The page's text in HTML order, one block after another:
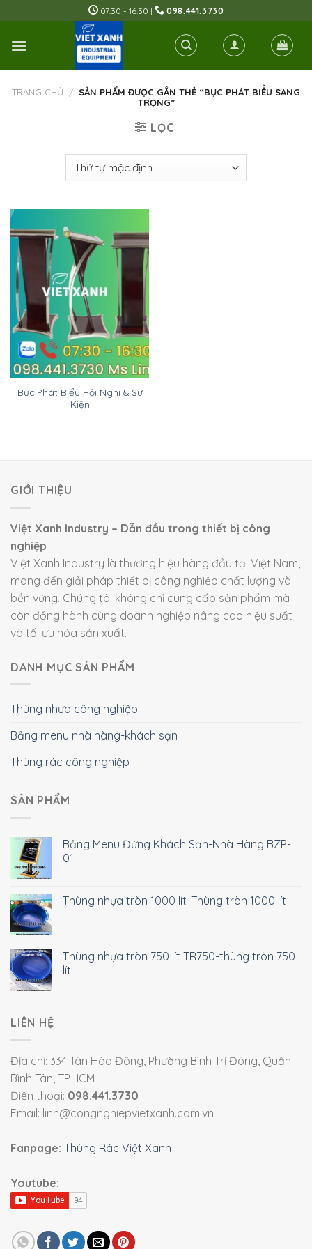
to
content
07:30 - 16:30 | 098.441.3730
TRANG CHỦ / SẢN PHẨM ĐƯỢC GẮN THẺ “BỤC PHÁT BIỂU SANG
TRỌNG”
LỌC
Bục Phát Biểu Hội Nghị & Sự
Kiện
GIỚI THIỆU
Việt Xanh Industry – Dẫn đầu trong thiết bị công
nghiệp
Việt Xanh Industry là thương hiệu hàng đầu tại Việt Nam,
mang đến giải pháp thiết bị công nghiệp chất lượng và
bền vững. Chúng tôi không chỉ cung cấp sản phẩm mà
còn đồng hành cùng doanh nghiệp nâng cao hiệu suất
và tối ưu hóa sản xuất.
DANH MỤC SẢN PHẨM
Thùng nhựa công nghiệp
Bảng menu nhà hàng-khách sạn
Thùng rác công nghiệp
SẢN PHẨM
Bảng Menu Đứng Khách Sạn-Nhà Hàng BZP-
01
Thùng nhựa tròn 1000 lít-Thùng tròn 1000 lít
Thùng nhựa tròn 750 lít TR750-thùng tròn 750
lít
LIÊN HỆ
Địa chỉ: 334 Tân Hòa Đông, Phường Bình Trị Đông, Quận
Bình Tân, TP.HCM
Điện thoại: 098.441.3730
Email: linh@congnghiepvietxanh.com.vn
Fanpage: Thùng Rác Việt Xanh
Youtube: